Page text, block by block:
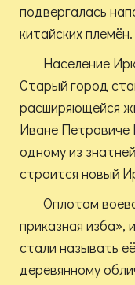
подвергалась
китайских племён.
Население
Старый город
расширяющейся
Иване Петровиче
одному из
строится новый
Оплотом
приказная изба»,
стали называть
деревянному